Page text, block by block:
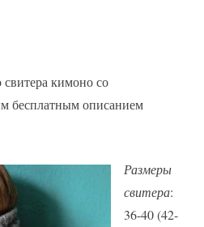
кимоно со
бесплатным описанием
Размеры
свитера:
36-40 (42-